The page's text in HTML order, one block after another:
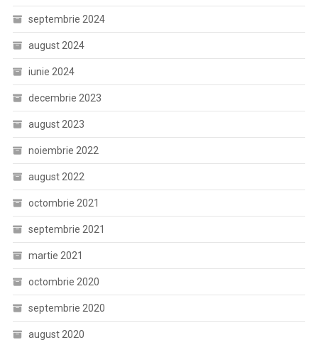
septembrie 2024
august 2024
iunie 2024
decembrie 2023
august 2023
noiembrie 2022
august 2022
octombrie 2021
septembrie 2021
martie 2021
octombrie 2020
septembrie 2020
august 2020